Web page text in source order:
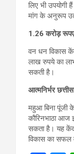
लिए भी
मांग के अनुरूप
1.26 करोड़
वन धन विकास
लाख रुपये का
सकती है।
आत्मनिर्भर
महुआ बिना पूंजी
कौरिनभाठा आज
सकता है। यह
विकास का सफल